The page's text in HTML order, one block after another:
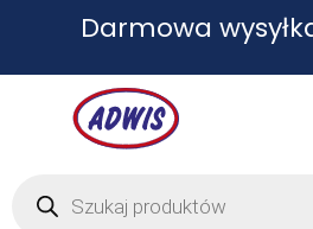
Darmowa